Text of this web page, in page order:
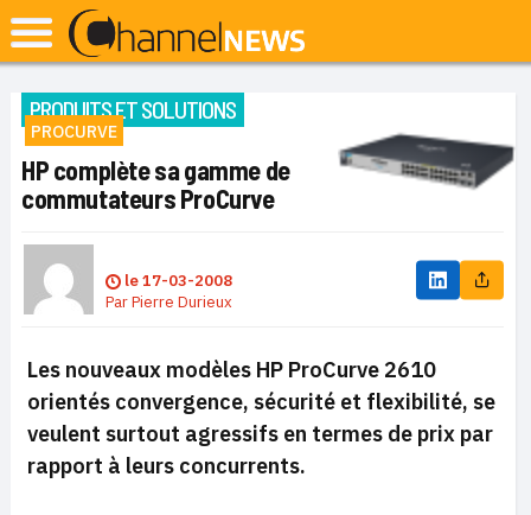
PRODUITS ET SOLUTIONS
PROCURVE
HP complète sa gamme de
commutateurs ProCurve
le17-03-2008
ParPierre Durieux
Les nouveaux modèles HP ProCurve 2610
orientés convergence, sécurité et flexibilité, se
veulent surtout agressifs en termes de prix par
rapport à leurs concurrents.